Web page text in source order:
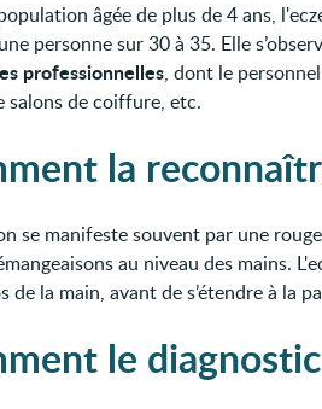
âgée de plus de 4 ans,
personne sur 30 à 35. Elle
professionnelles, dont le
salons de coiffure, etc.
la
se manifeste souvent par une
au niveau des mains.
de la main, avant de s’étendre à la
le